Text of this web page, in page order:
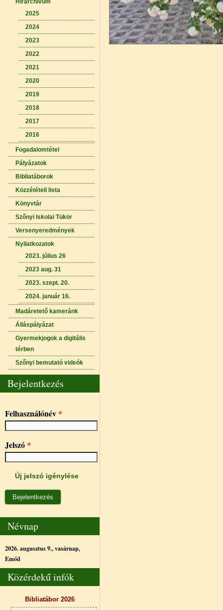
Hírarchivum
2025
2024
2023
2022
2021
2020
2019
2018
2017
2016
Fogadalomtétel
Pályázatok
Bibliatáborok
Közzétételi lista
Könyvtár
Szőnyi Iskolai Tükör
Versenyeredmények
Nyilatkozatok
2023. július 26
2023 aug. 31
2023. szept. 20.
2024. január 16.
Madáretető kameránk
Álláspályázat
Gyermekjogok a digitális
térben
Szőnyi bemutató videók
Bejelentkezés
Felhasználónév *
Jelszó *
Új jelszó igénylése
Névnap
2026. augusztus 9., vasárnap,
Emőd
Közérdekű infók
Bibliatábor 2026